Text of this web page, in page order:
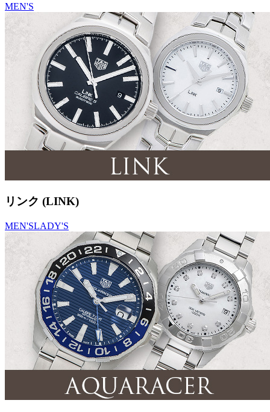
MEN'S
リンク (LINK)
MEN'SLADY'S